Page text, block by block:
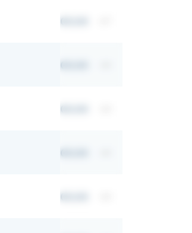
00,00
00,00
00,00
00,00
00,00